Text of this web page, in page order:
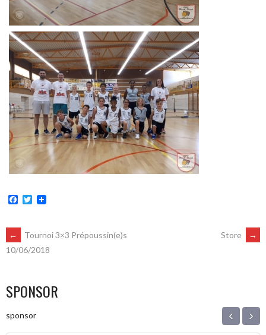
Facebook
Twitter
POST
←
Tournoi 3×3 Prépoussin(e)s
10/06/2018
Store →
SPONSOR
sponsor ‹ ›